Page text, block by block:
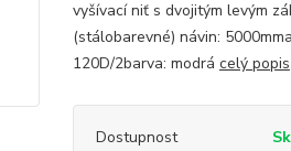
vyšívací niť s dvojitým levým
(stálobarevné) návin:
120D/2barva: modrá celý popis
Dostupnost